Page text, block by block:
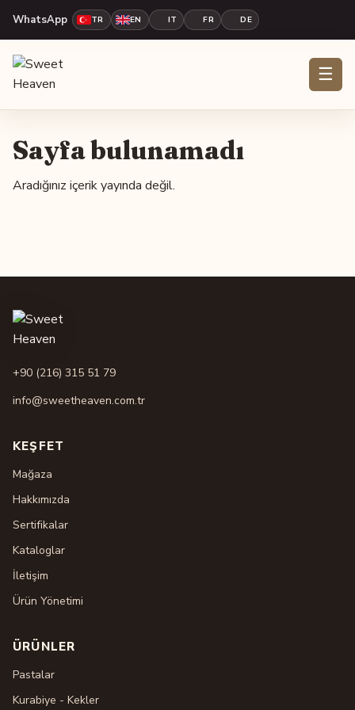
WhatsApp TR EN IT FR DE
☰
Sayfa bulunamadı
Aradığınız içerik yayında değil.
+90 (216) 315 51 79
info@sweetheaven.com.tr
KEŞFET
Mağaza
Hakkımızda
Sertifikalar
Kataloglar
İletişim
Ürün Yönetimi
ÜRÜNLER
Pastalar
Kurabiye - Kekler